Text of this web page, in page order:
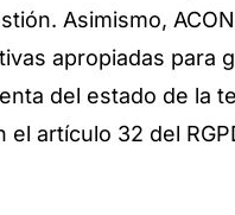
Asimismo,
apropiadas para
del estado de la
artículo 32 del